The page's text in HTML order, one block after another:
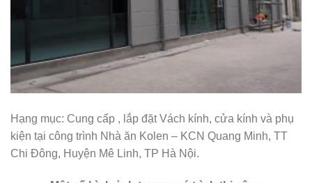
Hạng mục: Cung cấp , lắp đặt Vách kính, cửa kính và phụ
kiện tại công trình Nhà ăn Kolen – KCN Quang Minh, TT
Chi Đông, Huyện Mê Linh, TP Hà Nội.